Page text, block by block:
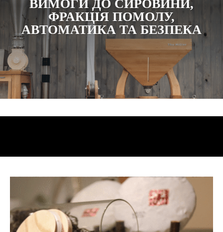
ВИМОГИ ДО СИРОВИНИ,
ФРАКЦІЯ ПОМОЛУ,
АВТОМАТИКА ТА БЕЗПЕКА